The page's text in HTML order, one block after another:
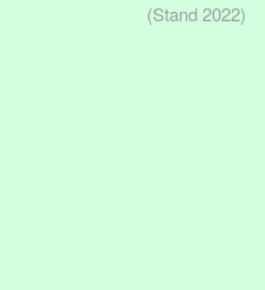
(Stand 2022)